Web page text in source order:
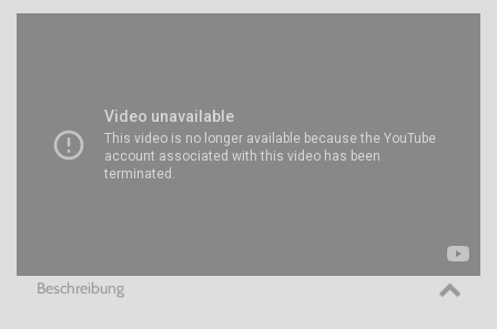
Beschreibung